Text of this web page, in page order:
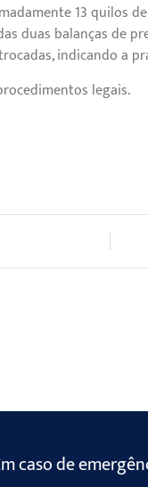
13 quilos
duas balanças de
indicando a
legais.
caso de